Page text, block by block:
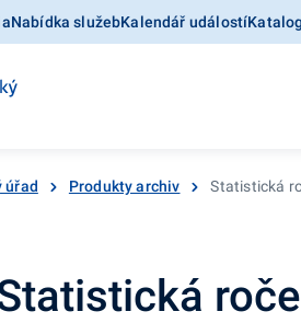
Nabídka služebKalendář událostí
úřad Produkty archiv Statistická